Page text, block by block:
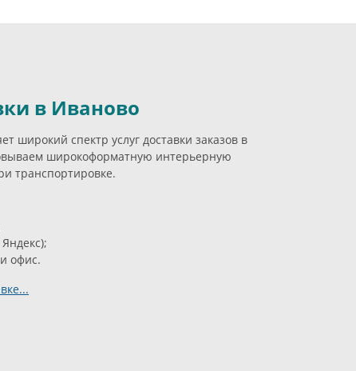
в Иваново
широкий спектр услуг доставки заказов в
широкоформатную интерьерную
транспортировке.
офис.